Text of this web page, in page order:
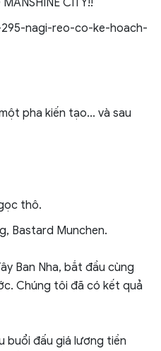
pha kiến tạo... và sau
thô.
Bastard Munchen.
Ban Nha, bắt đầu cùng
Chúng tôi đã có kết quả
buổi đấu giá lương tiền